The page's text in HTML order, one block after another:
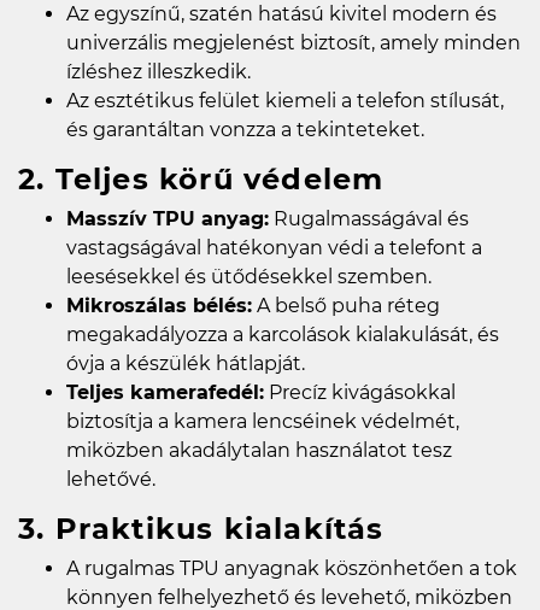
Az egyszínű, szatén hatású kivitel modern és
univerzális megjelenést biztosít, amely minden
ízléshez illeszkedik.
Az esztétikus felület kiemeli a telefon stílusát,
és garantáltan vonzza a tekinteteket.
2. Teljes körű védelem
Masszív TPU anyag: Rugalmasságával és
vastagságával hatékonyan védi a telefont a
leesésekkel és ütődésekkel szemben.
Mikroszálas bélés: A belső puha réteg
megakadályozza a karcolások kialakulását, és
óvja a készülék hátlapját.
Teljes kamerafedél: Precíz kivágásokkal
biztosítja a kamera lencséinek védelmét,
miközben akadálytalan használatot tesz
lehetővé.
3. Praktikus kialakítás
A rugalmas TPU anyagnak köszönhetően a tok
könnyen felhelyezhető és levehető, miközben